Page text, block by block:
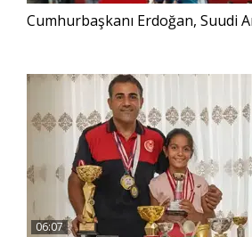
Cumhurbaşkanı Erdoğan, Suudi
06:07